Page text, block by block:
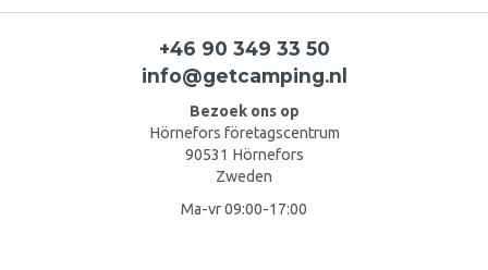
+46 90 349 33 50
info@getcamping.nl
Bezoek ons op
Hörnefors företagscentrum
90531 Hörnefors
Zweden
Ma-vr 09:00-17:00